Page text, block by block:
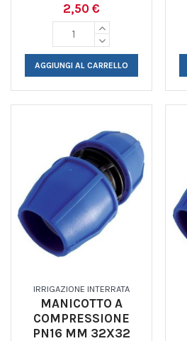
2,50 €
AGGIUNGI AL CARRELLO
IRRIGAZIONE INTERRATA
MANICOTTO A
COMPRESSIONE
PN16 MM 32X32